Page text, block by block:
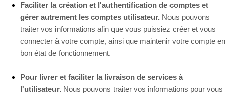
Faciliter la création et l'authentification de comptes et
gérer autrement les comptes utilisateur. Nous pouvons
traiter vos informations afin que vous puissiez créer et vous
connecter à votre compte, ainsi que maintenir votre compte en
bon état de fonctionnement.
Pour livrer et faciliter la livraison de services à
l'utilisateur. Nous pouvons traiter vos informations pour vous